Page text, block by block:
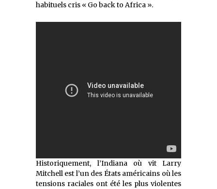
habituels cris « Go back to Africa ».
Historiquement, l’Indiana où vit Larry
Mitchell est l’un des États américains où les
tensions raciales ont été les plus violentes